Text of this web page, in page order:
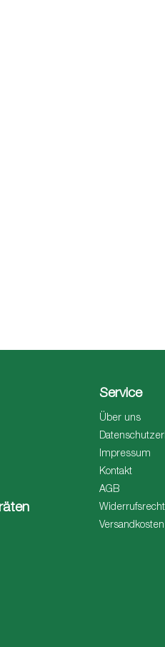
Service
Über uns
Impressum
Kontakt
AGB
Widerrufsrecht
Versandkosten